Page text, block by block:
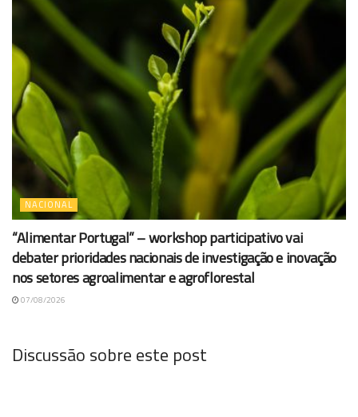
NACIONAL
“Alimentar Portugal” – workshop participativo vai
debater prioridades nacionais de investigação e inovação
nos setores agroalimentar e agroflorestal
07/08/2026
Discussão sobre este post